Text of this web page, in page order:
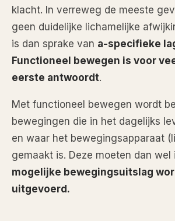
klacht. In verreweg de meeste
geen duidelijke lichamelijke
is dan sprake van a-specifieke
Functioneel bewegen is voor
eerste antwoordt.
Met functioneel bewegen wordt
bewegingen die in het dagelijks
en waar het bewegingsapparaat
gemaakt is. Deze moeten dan wel
mogelijke bewegingsuitslag
uitgevoerd.